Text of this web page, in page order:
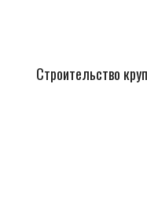
Строительство